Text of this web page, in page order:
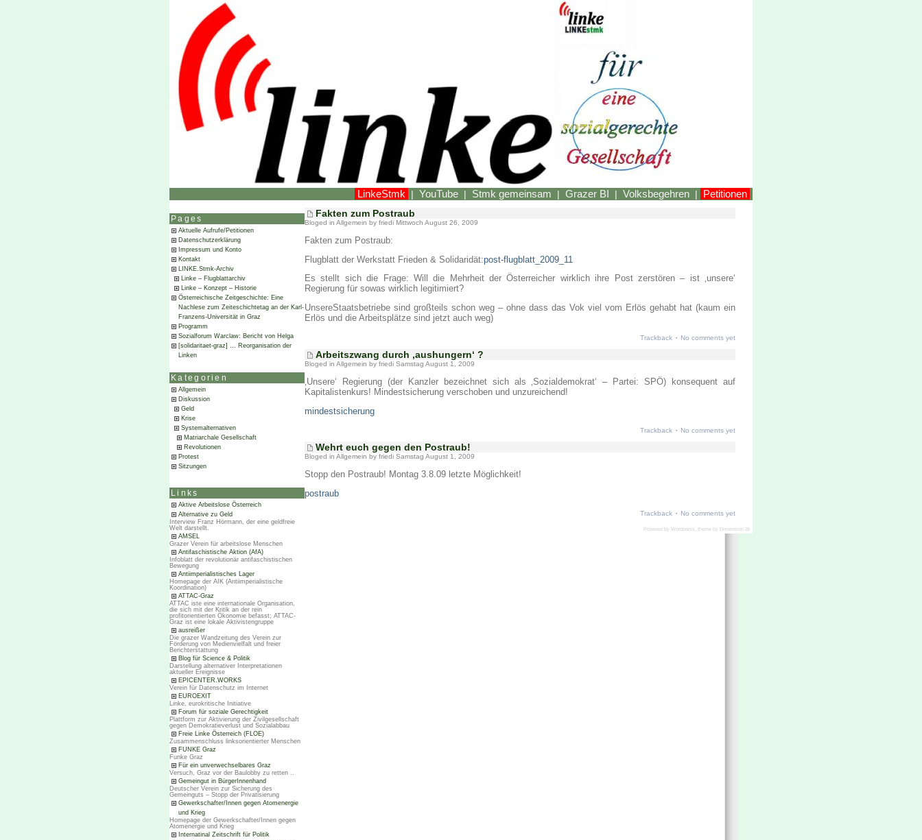
LinkeStmk | YouTube | Stmk gemeinsam | Grazer BI | Volksbegehren | Petitionen
Pages
Aktuelle Aufrufe/Petitionen
Datenschutzerklärung
Impressum und Konto
Kontakt
LINKE.Stmk-Archiv
Linke – Flugblattarchiv
Linke – Konzept – Historie
Österreichische Zeitgeschichte: Eine
Nachlese zum Zeiteschichtetag an der Karl-
Franzens-Universität in Graz
Programm
Sozialforum Warclaw: Bericht von Helga
[solidaritaet-graz] … Reorganisation der
Linken
Kategorien
Allgemein
Diskussion
Geld
Krise
Systemalternativen
Matriarchale Gesellschaft
Revolutionen
Protest
Sitzungen
Links
Aktive Arbeitslose Österreich
Alternative zu Geld
Interview Franz Hörmann, der eine geldfreie
Welt darstellt.
AMSEL
Grazer Verein für arbeitslose Menschen
Antifaschistische Aktion (AfA)
Infoblatt der revolutionär antifaschistischen
Bewegung
Antiimperialistisches Lager
Homepage der AIK (Antiimperialistische
Koordination)
ATTAC-Graz
ATTAC iste eine internationale Organisation,
die sich mit der Kritik an der rein
profitorientierten Ökonomie befasst; ATTAC-
Graz ist eine lokale Aktivistengruppe
ausreißer
Die grazer Wandzeitung des Verein zur
Förderung von Medienvielfalt und freier
Berichterstattung
Blog für Science & Politik
Darstellung alternativer Interpretationen
aktueller Ereignisse
EPICENTER.WORKS
Verein für Datenschutz im Internet
EUROEXIT
Linke, eurokritische Initiative
Forum für soziale Gerechtigkeit
Plattform zur Aktivierung der Zivilgesellschaft
gegen Demokratieverlust und Sozialabbau
Freie Linke Österreich (FLOE)
Zusammenschluss linksorientierter Menschen
FUNKE Graz
Funke Graz
Für ein unverwechselbares Graz
Versuch, Graz vor der Baulobby zu retten ..
Gemeingut in BürgerInnenhand
Deutscher Verein zur Sicherung des
Gemeinguts – Stopp der Privatisierung
Gewerkschafter/Innen gegen Atomenergie
und Krieg
Homepage der Gewerkschafter/Innen gegen
Atomenergie und Krieg
Internatinal Zeitschrift für Politik
Fakten zum Postraub
Bloged in Allgemein by friedi Mittwoch August 26, 2009
Fakten zum Postraub:
Flugblatt der Werkstatt Frieden & Solidaridät:post-flugblatt_2009_11
Es stellt sich die Frage: Will die Mehrheit der Österreicher wirklich ihre Post zerstören – ist ‚unsere‘
Regierung für sowas wirklich legitimiert?
UnsereStaatsbetriebe sind großteils schon weg – ohne dass das Vok viel vom Erlös gehabt hat (kaum ein
Erlös und die Arbeitsplätze sind jetzt auch weg)
Trackback · No comments yet
Arbeitszwang durch ‚aushungern‘ ?
Bloged in Allgemein by friedi Samstag August 1, 2009
‚Unsere‘ Regierung (der Kanzler bezeichnet sich als ‚Sozialdemokrat‘ – Partei: SPÖ) konsequent auf
Kapitalistenkurs! Mindestsicherung verschoben und unzureichend!
mindestsicherung
Trackback · No comments yet
Wehrt euch gegen den Postraub!
Bloged in Allgemein by friedi Samstag August 1, 2009
Stopp den Postraub! Montag 3.8.09 letzte Möglichkeit!
postraub
Trackback · No comments yet
Powered by Wordpress , theme by Dimension 2k